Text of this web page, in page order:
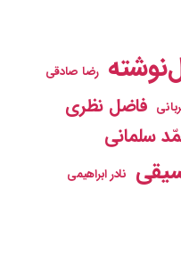
رضا صادقی
فاضل نظری
سلمانی
نادر ابراهیمی